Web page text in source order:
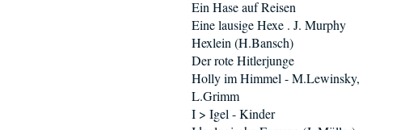
Ein Hase auf Reisen
Eine lausige Hexe . J. Murphy
Hexlein (H.Bansch)
Der rote Hitlerjunge
Holly im Himmel - M.Lewinsky,
L.Grimm
I > Igel - Kinder